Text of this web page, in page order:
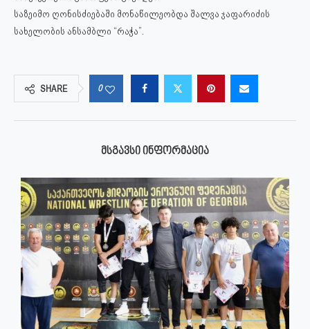
საზეიმო ღონისძიებაში მონაწილეობდა შალვა ჯაფარიძის
სახელობის ანსამბლი “რაჭა”.
SHARE 0
ᲛᲡᲒᲐᲕᲡᲘ ᲘᲜᲤᲝᲠᲛᲐᲪᲘᲐ